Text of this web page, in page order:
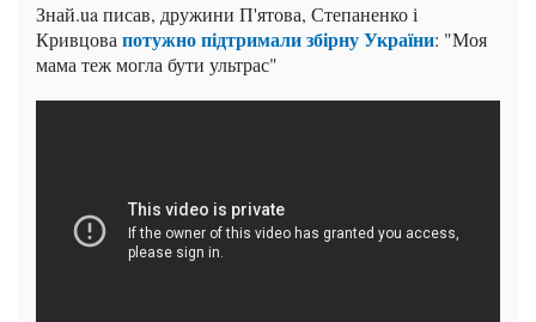
Знай.ua писав, дружини П'ятова, Степаненко і
Кривцовапотужно підтримали збірну України: "Моя
мама теж могла бути ультрас"